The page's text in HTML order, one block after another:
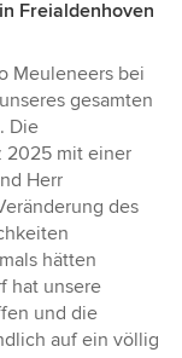
Freialdenhoven
Meuleneers bei
gesamten
Die
2025 mit einer
Herr
des
hätten
hat unsere
und die
auf ein völlig